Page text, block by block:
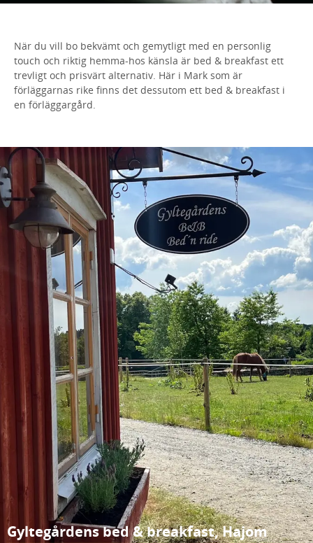
När du vill bo bekvämt och gemytligt med en personlig
touch och riktig hemma-hos känsla är bed & breakfast ett
trevligt och prisvärt alternativ. Här i Mark som är
förläggarnas rike finns det dessutom ett bed & breakfast i
en förläggargård.
Gyltegårdens bed & breakfast, Hajom